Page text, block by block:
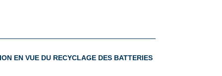
EN VUE DU RECYCLAGE DES BATTERIES